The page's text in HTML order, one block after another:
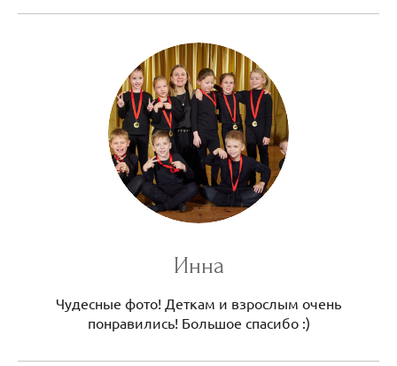
Инна
Чудесные фото! Деткам и взрослым очень
понравились! Большое спасибо :)